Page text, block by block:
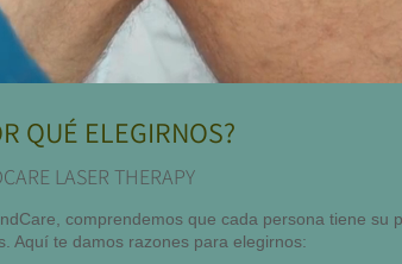
QUÉ ELEGIRNOS?
LASER THERAPY
comprendemos que cada persona tiene su
Aquí te damos razones para elegirnos: